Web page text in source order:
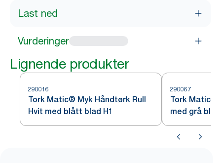
Last ned
Vurderinger
Lignende produkter
290016
Tork Matic® Myk Håndtørk Rull
Hvit med blått blad H1
290067
Tork Matic®
med grå